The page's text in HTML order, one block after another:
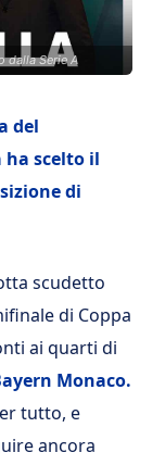
dalla Serie A
del
scelto il
di
scudetto
di Coppa
ai quarti di
Monaco.
tutto, e
ancora